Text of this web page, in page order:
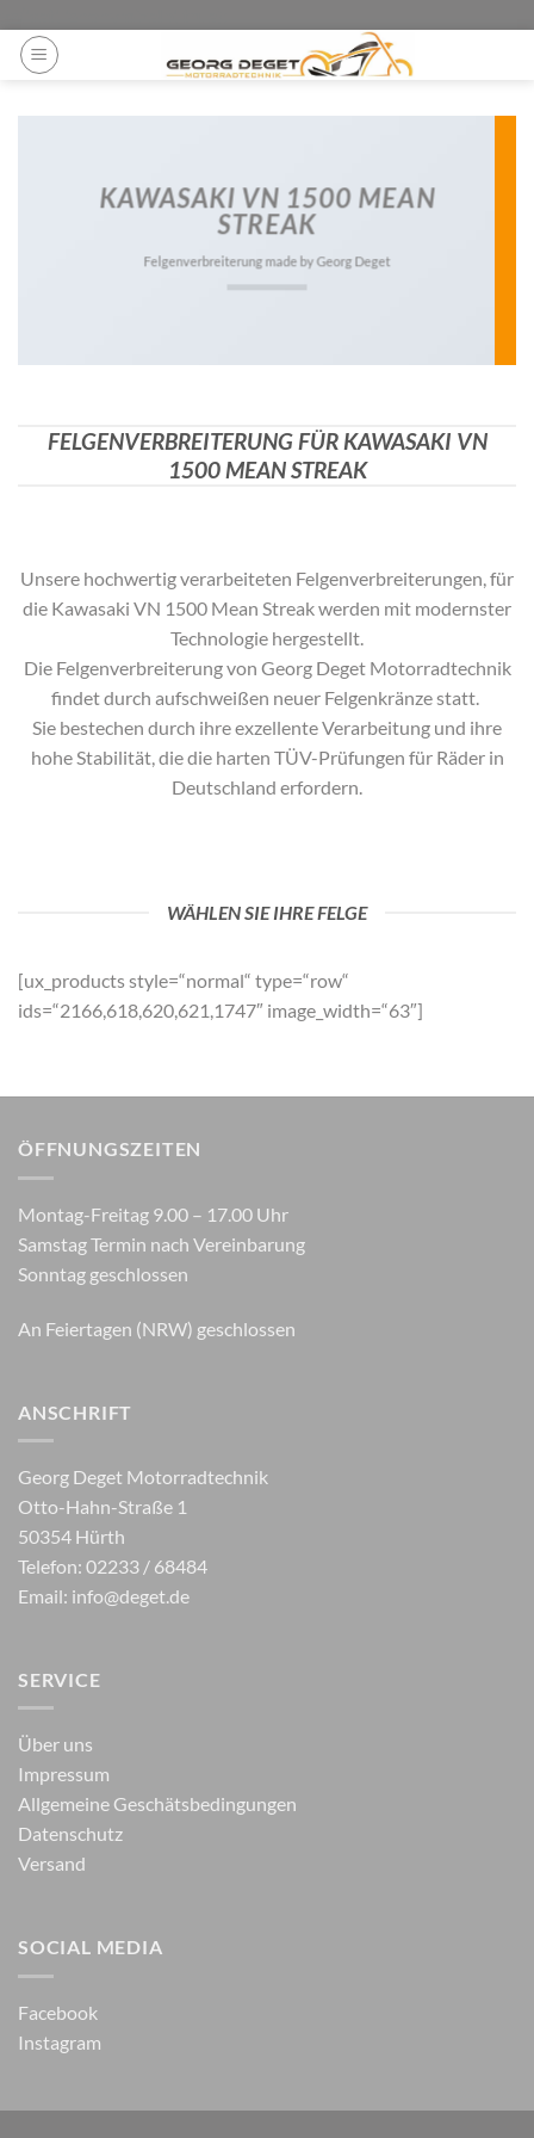
springen
KAWASAKI VN 1500 MEAN
STREAK
Felgenverbreiterung made by Georg Deget
FELGENVERBREITERUNG FÜR KAWASAKI VN
1500 MEAN STREAK
Unsere hochwertig verarbeiteten Felgenverbreiterungen, für
die Kawasaki VN 1500 Mean Streakwerden mit modernster
Technologie hergestellt.
Die Felgenverbreiterung von Georg Deget Motorradtechnik
findet durch aufschweißen neuer Felgenkränze statt.
Sie bestechen durch ihre exzellente Verarbeitung und ihre
hohe Stabilität, die die harten TÜV-Prüfungen für Räder in
Deutschland erfordern.
WÄHLEN SIE IHRE FELGE
[ux_products style=“normal“ type=“row“
ids=“2166,618,620,621,1747″ image_width=“63″]
ÖFFNUNGSZEITEN
Montag-Freitag 9.00 – 17.00 Uhr
Samstag Termin nach Vereinbarung
Sonntag geschlossen
An Feiertagen (NRW) geschlossen
ANSCHRIFT
Georg Deget Motorradtechnik
Otto-Hahn-Straße 1
50354 Hürth
Telefon: 02233 / 68484
Email: info@deget.de
SERVICE
Über uns
Impressum
Allgemeine Geschätsbedingungen
Datenschutz
Versand
SOCIAL MEDIA
Facebook
Instagram